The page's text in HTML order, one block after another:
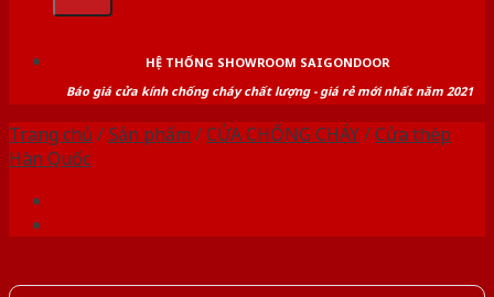
HỆ THỐNG SHOWROOM SAIGONDOOR
Báo giá cửa kính chống cháy chất lượng - giá rẻ mới nhất năm 2021
Trang chủ /Sản phẩm /CỬA CHỐNG CHÁY/Cửa thép
Hàn Quốc